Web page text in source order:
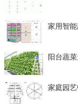
家用智
阳台蔬
家庭园